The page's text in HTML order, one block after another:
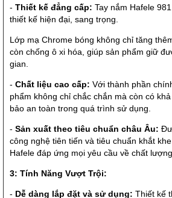
- Thiết kế đẳng cấp: Tay nắm Hafele
thiết kế hiện đại, sang trọng.
Lớp mạ Chrome bóng không chỉ tăng
còn chống ô xi hóa, giúp sản phẩm giữ
gian.
- Chất liệu cao cấp: Với thành phần
phẩm không chỉ chắc chắn mà còn có
bảo an toàn trong quá trình sử dụng.
- Sản xuất theo tiêu chuẩn châu Âu:
công nghệ tiên tiến và tiêu chuẩn khắt
Hafele đáp ứng mọi yêu cầu về chất
3: Tính Năng Vượt Trội:
- Dễ dàng lắp đặt và sử dụng: Thiết kế